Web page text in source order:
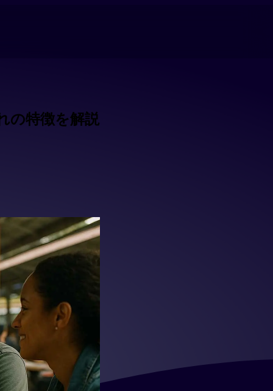
の特徴を解説